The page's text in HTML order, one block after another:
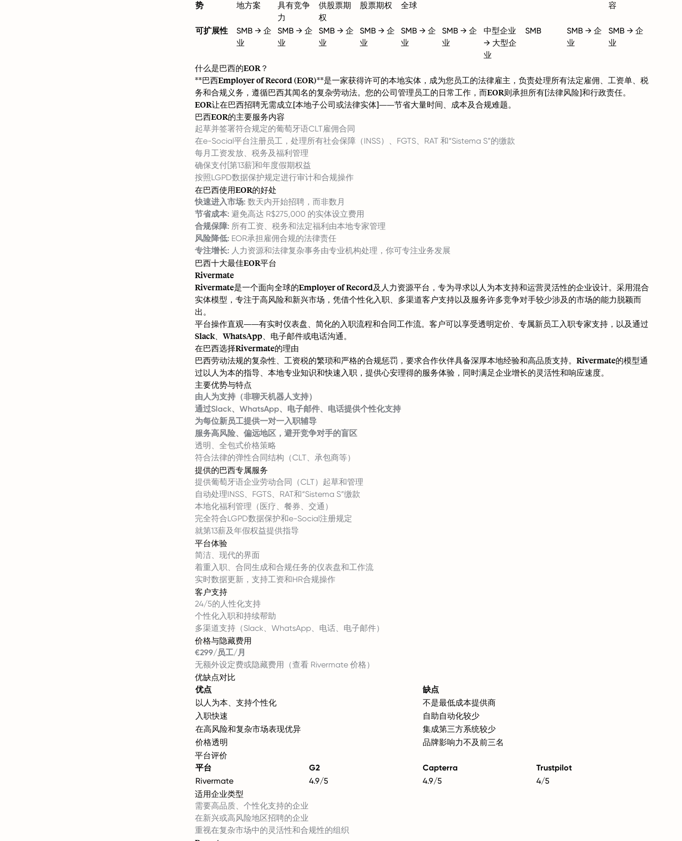
势
地方案
具有竞争
力
供股票期
权
股票期权
全球
容
可扩展性
SMB → 企
业
SMB → 企
业
SMB → 企
业
SMB → 企
业
SMB → 企
业
SMB → 企
业
中型企业
→ 大型企
业
SMB
SMB → 企
业
SMB → 企
业
什么是巴西的EOR？
**巴西Employer of Record (EOR)**是一家获得许可的本地实体，成为您员工的法律雇主，负责处理所有法定雇佣、工资单、税
务和合规义务，遵循巴西其闻名的复杂劳动法。您的公司管理员工的日常工作，而EOR则承担所有[法律风险]和行政责任。
EOR让在巴西招聘无需成立[本地子公司或法律实体]——节省大量时间、成本及合规难题。
巴西EOR的主要服务内容
起草并签署符合规定的葡萄牙语CLT雇佣合同
在e-Social平台注册员工，处理所有社会保障（INSS）、FGTS、RAT 和“Sistema S”的缴款
每月工资发放、税务及福利管理
确保支付[第13薪]和年度假期权益
按照LGPD数据保护规定进行审计和合规操作
在巴西使用EOR的好处
快速进入市场: 数天内开始招聘，而非数月
节省成本: 避免高达 R$275,000 的实体设立费用
合规保障: 所有工资、税务和法定福利由本地专家管理
风险降低: EOR承担雇佣合规的法律责任
专注增长: 人力资源和法律复杂事务由专业机构处理，你可专注业务发展
巴西十大最佳EOR平台
Rivermate
Rivermate是一个面向全球的Employer of Record及人力资源平台，专为寻求以人为本支持和运营灵活性的企业设计。采用混合
实体模型，专注于高风险和新兴市场，凭借个性化入职、多渠道客户支持以及服务许多竞争对手较少涉及的市场的能力脱颖而
出。
平台操作直观——有实时仪表盘、简化的入职流程和合同工作流。客户可以享受透明定价、专属新员工入职专家支持，以及通过
Slack、WhatsApp、电子邮件或电话沟通。
在巴西选择Rivermate的理由
巴西劳动法规的复杂性、工资税的繁琐和严格的合规惩罚，要求合作伙伴具备深厚本地经验和高品质支持。Rivermate的模型通
过以人为本的指导、本地专业知识和快速入职，提供心安理得的服务体验，同时满足企业增长的灵活性和响应速度。
主要优势与特点
由人为支持（非聊天机器人支持）
通过Slack、WhatsApp、电子邮件、电话提供个性化支持
为每位新员工提供一对一入职辅导
服务高风险、偏远地区，避开竞争对手的盲区
透明、全包式价格策略
符合法律的弹性合同结构（CLT、承包商等）
提供的巴西专属服务
提供葡萄牙语企业劳动合同（CLT）起草和管理
自动处理INSS、FGTS、RAT和“Sistema S”缴款
本地化福利管理（医疗、餐券、交通）
完全符合LGPD数据保护和e-Social注册规定
就第13薪及年假权益提供指导
平台体验
简洁、现代的界面
着重入职、合同生成和合规任务的仪表盘和工作流
实时数据更新，支持工资和HR合规操作
客户支持
24/5的人性化支持
个性化入职和持续帮助
多渠道支持（Slack、WhatsApp、电话、电子邮件）
价格与隐藏费用
€299/员工/月
无额外设定费或隐藏费用（查看 Rivermate 价格）
优缺点对比
优点
缺点
以人为本、支持个性化
不是最低成本提供商
入职快速
自助自动化较少
在高风险和复杂市场表现优异
集成第三方系统较少
价格透明
品牌影响力不及前三名
平台评价
平台 G2 Capterra
Trustpilot
Rivermate
4.9/5 4.9/5 4/5
适用企业类型
需要高品质、个性化支持的企业
在新兴或高风险地区招聘的企业
重视在复杂市场中的灵活性和合规性的组织